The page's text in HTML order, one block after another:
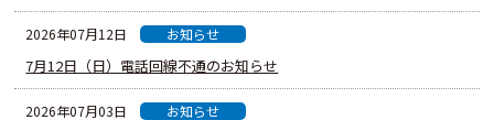
Gがくえん
ブランドからの お知らせ
いっしょに創る
2026年07月12日 お知らせ
7月12日（日）電話回線不通のお知らせ
2026年07月03日 お知らせ